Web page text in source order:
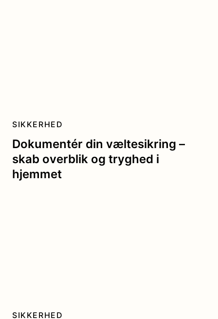
Dokumentér din væltesikring –
skab overblik og tryghed i
hjemmet
SIKKERHED
SIKKERHED